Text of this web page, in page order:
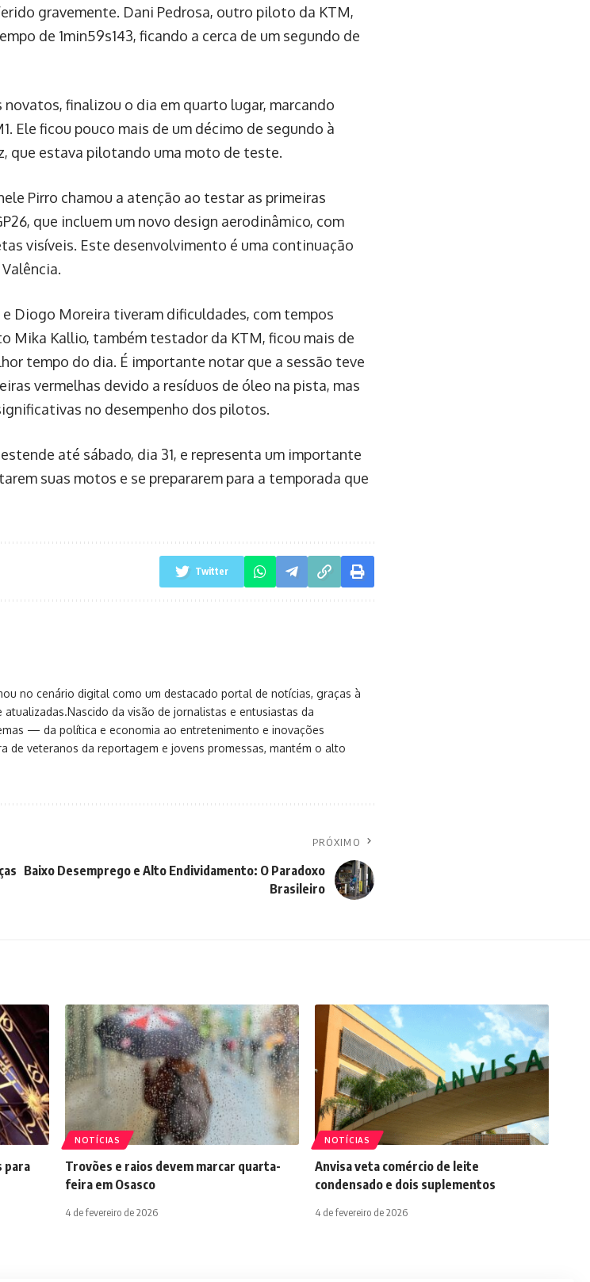
gravemente. Dani Pedrosa, outro piloto da KTM,
de 1min59s143, ficando a cerca de um segundo de
finalizou o dia em quarto lugar, marcando
Ele ficou pouco mais de um décimo de segundo à
que estava pilotando uma moto de teste.
Pirro chamou a atenção ao testar as primeiras
que incluem um novo design aerodinâmico, com
visíveis. Este desenvolvimento é uma continuação
Diogo Moreira tiveram dificuldades, com tempos
Mika Kallio, também testador da KTM, ficou mais de
tempo do dia. É importante notar que a sessão teve
vermelhas devido a resíduos de óleo na pista, mas
no desempenho dos pilotos.
até sábado, dia 31, e representa um importante
suas motos e se prepararem para a temporada que
Twitter
no cenário digital como um destacado portal de notícias, graças à
da visão de jornalistas e entusiastas da
— da política e economia ao entretenimento e inovações
de veteranos da reportagem e jovens promessas, mantém o alto
PRÓXIMO
Baixo Desemprego e Alto Endividamento: O Paradoxo
Brasileiro
para
NOTÍCIAS
Trovões e raios devem marcar quarta-
feira em Osasco
4 de fevereiro de 2026
NOTÍCIAS
Anvisa veta comércio de leite
condensado e dois suplementos
4 de fevereiro de 2026